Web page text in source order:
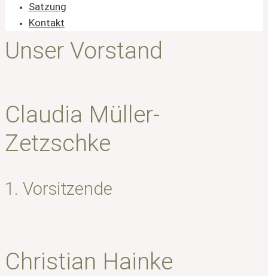
Satzung
Kontakt
Unser Vorstand
Claudia Müller-
Zetzschke
1. Vorsitzende
Christian Hainke